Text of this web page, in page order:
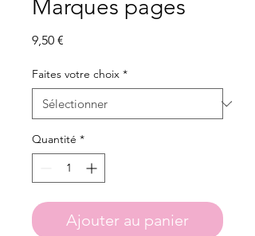
Marques pages
9,50 €
Faites votre choix *
Quantité *
Ajouter au panier